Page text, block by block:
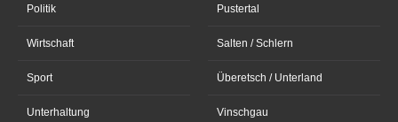
Politik
Wirtschaft
Sport
Unterhaltung
Pustertal
Salten / Schlern
Überetsch / Unterland
Vinschgau